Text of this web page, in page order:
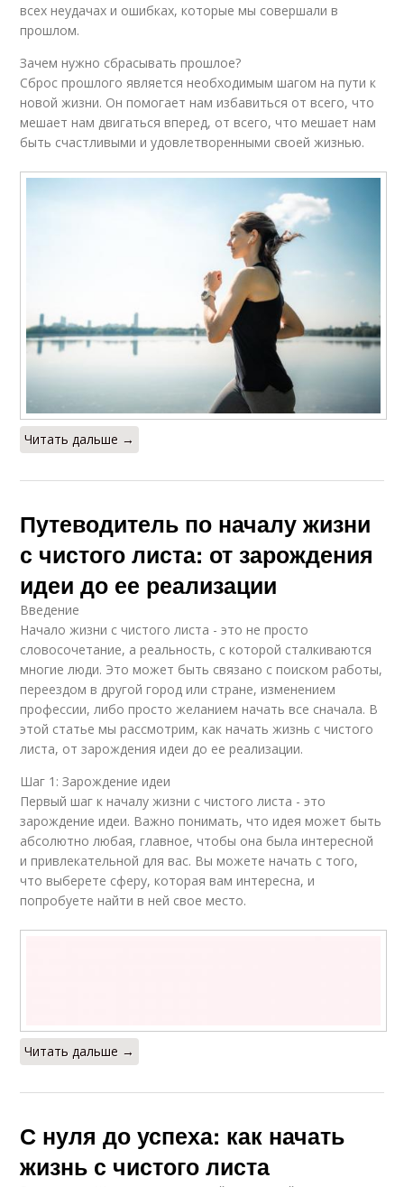
всех неудачах и ошибках, которые мы совершали в
прошлом.
Зачем нужно сбрасывать прошлое?
Сброс прошлого является необходимым шагом на пути к
новой жизни. Он помогает нам избавиться от всего, что
мешает нам двигаться вперед, от всего, что мешает нам
быть счастливыми и удовлетворенными своей жизнью.
Читать дальше →
Путеводитель по началу жизни
с чистого листа: от зарождения
идеи до ее реализации
Введение
Начало жизни с чистого листа - это не просто
словосочетание, а реальность, с которой сталкиваются
многие люди. Это может быть связано с поиском работы,
переездом в другой город или стране, изменением
профессии, либо просто желанием начать все сначала. В
этой статье мы рассмотрим, как начать жизнь с чистого
листа, от зарождения идеи до ее реализации.
Шаг 1: Зарождение идеи
Первый шаг к началу жизни с чистого листа - это
зарождение идеи. Важно понимать, что идея может быть
абсолютно любая, главное, чтобы она была интересной
и привлекательной для вас. Вы можете начать с того,
что выберете сферу, которая вам интересна, и
попробуете найти в ней свое место.
Читать дальше →
С нуля до успеха: как начать
жизнь с чистого листа